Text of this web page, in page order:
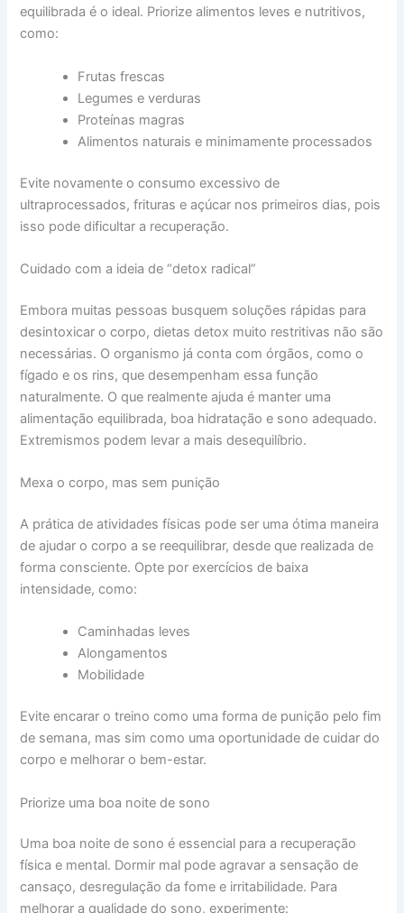
equilibrada é o ideal. Priorize alimentos leves e nutritivos,
como:
Frutas frescas
Legumes e verduras
Proteínas magras
Alimentos naturais e minimamente processados
Evite novamente o consumo excessivo de
ultraprocessados, frituras e açúcar nos primeiros dias, pois
isso pode dificultar a recuperação.
Cuidado com a ideia de “detox radical”
Embora muitas pessoas busquem soluções rápidas para
desintoxicar o corpo, dietas detox muito restritivas não são
necessárias. O organismo já conta com órgãos, como o
fígado e os rins, que desempenham essa função
naturalmente. O que realmente ajuda é manter uma
alimentação equilibrada, boa hidratação e sono adequado.
Extremismos podem levar a mais desequilíbrio.
Mexa o corpo, mas sem punição
A prática de atividades físicas pode ser uma ótima maneira
de ajudar o corpo a se reequilibrar, desde que realizada de
forma consciente. Opte por exercícios de baixa
intensidade, como:
Caminhadas leves
Alongamentos
Mobilidade
Evite encarar o treino como uma forma de punição pelo fim
de semana, mas sim como uma oportunidade de cuidar do
corpo e melhorar o bem-estar.
Priorize uma boa noite de sono
Uma boa noite de sono é essencial para a recuperação
física e mental. Dormir mal pode agravar a sensação de
cansaço, desregulação da fome e irritabilidade. Para
melhorar a qualidade do sono, experimente: